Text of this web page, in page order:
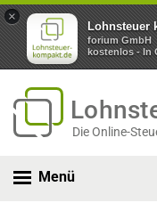
×
Lohnsteuer
forium GmbH
kostenlos - In
Die Online-
Menü